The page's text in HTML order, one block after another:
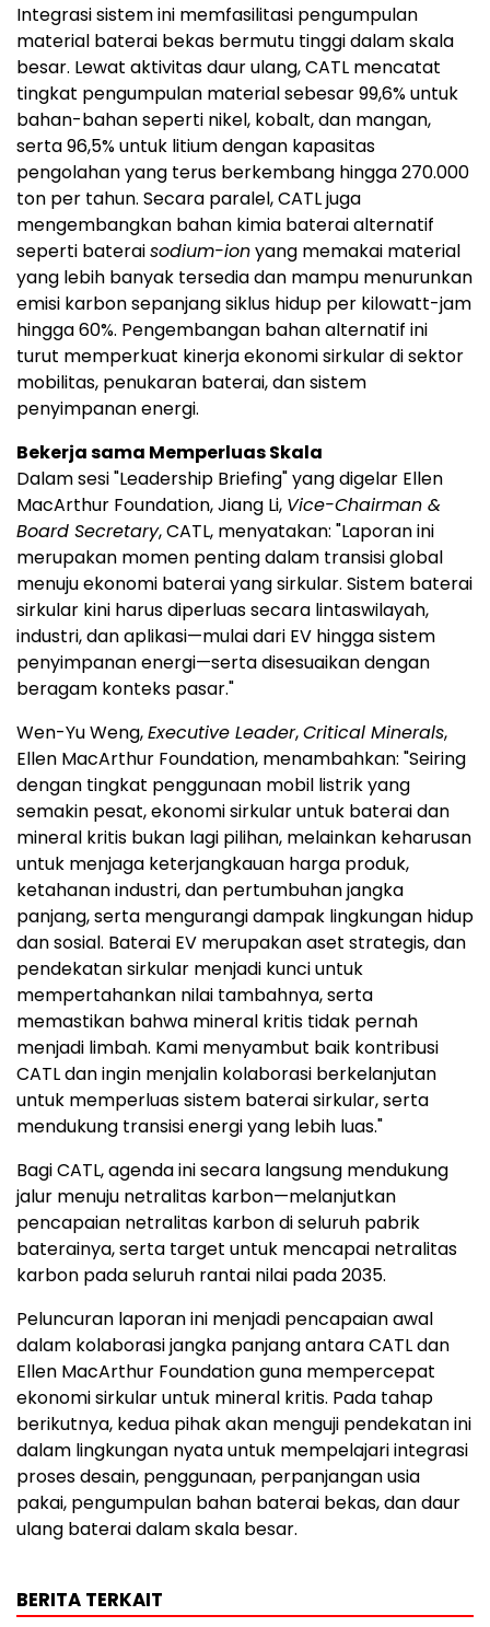
Integrasi sistem ini memfasilitasi pengumpulan
material baterai bekas bermutu tinggi dalam skala
besar. Lewat aktivitas daur ulang, CATL mencatat
tingkat pengumpulan material sebesar 99,6% untuk
bahan-bahan seperti nikel, kobalt, dan mangan,
serta 96,5% untuk litium dengan kapasitas
pengolahan yang terus berkembang hingga 270.000
ton per tahun. Secara paralel, CATL juga
mengembangkan bahan kimia baterai alternatif
seperti bateraisodium-ionyang memakai material
yang lebih banyak tersedia dan mampu menurunkan
emisi karbon sepanjang siklus hidup per kilowatt-jam
hingga 60%. Pengembangan bahan alternatif ini
turut memperkuat kinerja ekonomi sirkular di sektor
mobilitas, penukaran baterai, dan sistem
penyimpanan energi.
Bekerja sama Memperluas Skala
Dalam sesi "Leadership Briefing" yang digelar Ellen
MacArthur Foundation, Jiang Li, Vice-Chairman &
Board Secretary, CATL, menyatakan: "Laporan ini
merupakan momen penting dalam transisi global
menuju ekonomi baterai yang sirkular. Sistem baterai
sirkular kini harus diperluas secara lintaswilayah,
industri, dan aplikasi—mulai dari EV hingga sistem
penyimpanan energi—serta disesuaikan dengan
beragam konteks pasar."
Wen-Yu Weng,Executive Leader,Critical Minerals,
Ellen MacArthur Foundation, menambahkan: "Seiring
dengan tingkat penggunaan mobil listrik yang
semakin pesat, ekonomi sirkular untuk baterai dan
mineral kritis bukan lagi pilihan, melainkan keharusan
untuk menjaga keterjangkauan harga produk,
ketahanan industri, dan pertumbuhan jangka
panjang, serta mengurangi dampak lingkungan hidup
dan sosial. Baterai EV merupakan aset strategis, dan
pendekatan sirkular menjadi kunci untuk
mempertahankan nilai tambahnya, serta
memastikan bahwa mineral kritis tidak pernah
menjadi limbah. Kami menyambut baik kontribusi
CATL dan ingin menjalin kolaborasi berkelanjutan
untuk memperluas sistem baterai sirkular, serta
mendukung transisi energi yang lebih luas."
Bagi CATL, agenda ini secara langsung mendukung
jalur menuju netralitas karbon—melanjutkan
pencapaian netralitas karbon di seluruh pabrik
baterainya, serta target untuk mencapai netralitas
karbon pada seluruh rantai nilai pada 2035.
Peluncuran laporan ini menjadi pencapaian awal
dalam kolaborasi jangka panjang antara CATL dan
Ellen MacArthur Foundation guna mempercepat
ekonomi sirkular untuk mineral kritis. Pada tahap
berikutnya, kedua pihak akan menguji pendekatan ini
dalam lingkungan nyata untuk mempelajari integrasi
proses desain, penggunaan, perpanjangan usia
pakai, pengumpulan bahan baterai bekas, dan daur
ulang baterai dalam skala besar.
BERITA TERKAIT